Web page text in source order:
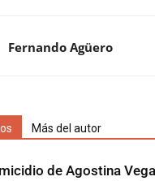
Fernando Agüero
Más del autor
de Agostina